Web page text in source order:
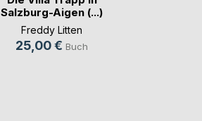
Salzburg-Aigen (...)
Freddy Litten
25,00 € Buch